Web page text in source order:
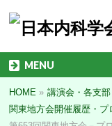
MENU
HOME » 講演会・各支部
関東地方会開催履歴・プ